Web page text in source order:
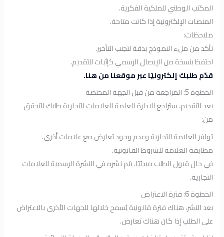
المكتب الوطني للملكية الفكرية.
المنصات الإلكترونية إذا كانت متاحة.
ملاحظات:
تأكد من ملء النموذج بدقة لتجنب التأخير.
احتفظ بنسخة من الإيصال الرسمي كإثبات للتقديم.
قدّم طلبك إلكترونيًا عبر موقعنا من هنا.
الخطوة 5: المراجعة من قبل الجهة المختصة
بعد التقديم، ستراجع الادارة العامة للعلامات التجارية طلبك للتحقق
من:
توافر العلامة التجارية وعدم وجود تعارض مع علامات أخرى.
مطابقة العلامة للشروط القانونية.
في حال قبول الطلب مبدئيًا، يتم نشره في النشرة الرسمية للعلامات
التجارية.
الخطوة 6: فترة الاعتراض
بعد النشر، هناك فترة قانونية يُسمح خلالها للجهات الأخرى بالاعتراض
على الطلب إذا كان هناك تعارض.